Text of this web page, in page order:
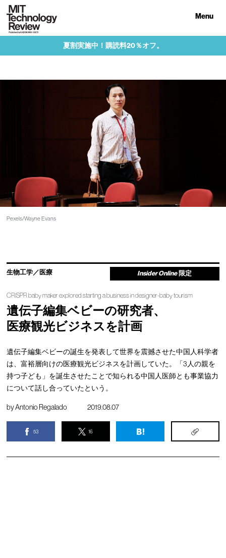
Menu
夏割実施中！購読料20％オフ。
Pexels/Wayne Evans
生物工学／医療 Insider Online 限定
CRISPR baby maker explored starting a business in designer-baby tourism
遺伝子編集ベビーの研究者、
医療観光ビジネスを計画
遺伝子編集ベビーの誕生を発表して世界を震撼させた中国人科学者
は、富裕層向けの医療観光ビジネスを計画していた。「3人の親を
持つ子ども」を誕生させたことで知られる中国人医師とも事業協力
について話し合っていたという。
byAntonio Regalado 2019.08.07
53 16